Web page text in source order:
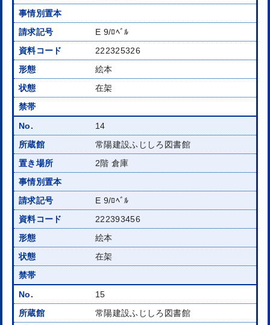
E 9/ﾛﾍﾞﾙ
222325326
絵本
在架
14
常陽建設ふじしろ図書館
2階 倉庫
E 9/ﾛﾍﾞﾙ
222393456
絵本
在架
15
常陽建設ふじしろ図書館